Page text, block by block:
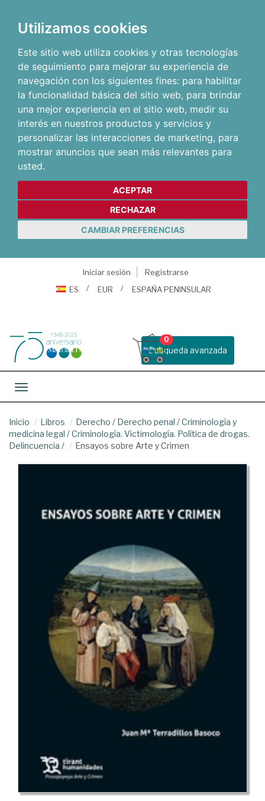
Utilizamos cookies
Este sitio web utiliza cookies y otras tecnologías
de seguimiento para mejorar su experiencia de
navegación con los siguientes fines: para habilitar
la funcionalidad básica del sitio web, para brindar
una mejor experiencia en el sitio web, medir su
interés en nuestros productos y servicios y
personalizar las interacciones de marketing, para
mostrar anuncios que sean más relevantes para
usted.
ACEPTAR
RECHAZAR
CAMBIAR PREFERENCIAS
Iniciar sesión
Registrarse
ES
EUR ESPAÑA PENINSULAR
Busqueda avanzada
0
Toggle navigation
Inicio Libros Derecho / Derecho penal /Criminología y
medicina legal /Criminología. Victimología. Política de drogas.
Delincuencia / Ensayos sobre Arte y Crimen